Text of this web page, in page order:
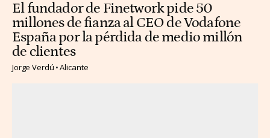
El fundador de Finetwork pide 50
millones de fianza al CEO de Vodafone
España por la pérdida de medio millón
de clientes
Jorge Verdú Alicante